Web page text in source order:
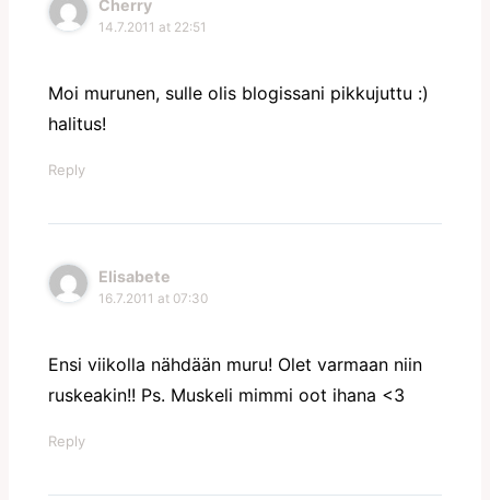
Cherry
14.7.2011 at 22:51
Moi murunen, sulle olis blogissani pikkujuttu :)
halitus!
Reply
Elisabete
16.7.2011 at 07:30
Ensi viikolla nähdään muru! Olet varmaan niin
ruskeakin!! Ps. Muskeli mimmi oot ihana <3
Reply